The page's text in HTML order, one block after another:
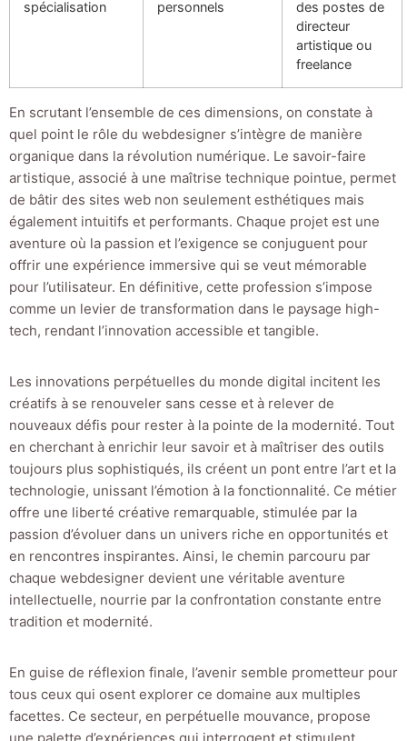
spécialisation personnels
des postes de
directeur
artistique ou
freelance
En scrutant l’ensemble de ces dimensions, on constate à
quel point le rôle du webdesigner s’intègre de manière
organique dans la révolution numérique. Le savoir-faire
artistique, associé à une maîtrise technique pointue, permet
de bâtir des sites web non seulement esthétiques mais
également intuitifs et performants. Chaque projet est une
aventure où la passion et l’exigence se conjuguent pour
offrir une expérience immersive qui se veut mémorable
pour l’utilisateur. En définitive, cette profession s’impose
comme un levier de transformation dans le paysage high-
tech, rendant l’innovation accessible et tangible.
Les innovations perpétuelles du monde digital incitent les
créatifs à se renouveler sans cesse et à relever de
nouveaux défis pour rester à la pointe de la modernité. Tout
en cherchant à enrichir leur savoir et à maîtriser des outils
toujours plus sophistiqués, ils créent un pont entre l’art et la
technologie, unissant l’émotion à la fonctionnalité. Ce métier
offre une liberté créative remarquable, stimulée par la
passion d’évoluer dans un univers riche en opportunités et
en rencontres inspirantes. Ainsi, le chemin parcouru par
chaque webdesigner devient une véritable aventure
intellectuelle, nourrie par la confrontation constante entre
tradition et modernité.
En guise de réflexion finale, l’avenir semble prometteur pour
tous ceux qui osent explorer ce domaine aux multiples
facettes. Ce secteur, en perpétuelle mouvance, propose